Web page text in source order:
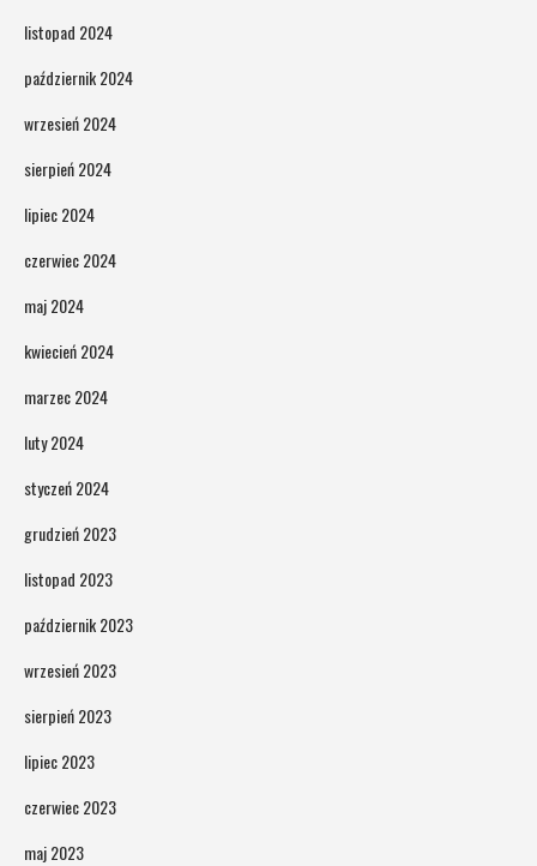
listopad 2024
październik 2024
wrzesień 2024
sierpień 2024
lipiec 2024
czerwiec 2024
maj 2024
kwiecień 2024
marzec 2024
luty 2024
styczeń 2024
grudzień 2023
listopad 2023
październik 2023
wrzesień 2023
sierpień 2023
lipiec 2023
czerwiec 2023
maj 2023